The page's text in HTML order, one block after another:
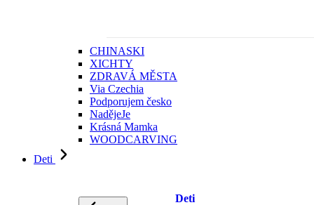
CHINASKI
XICHTY
ZDRAVÁ MĚSTA
Via Czechia
Podporujem česko
NadějeJe
Krásná Mamka
WOODCARVING
Deti
Deti